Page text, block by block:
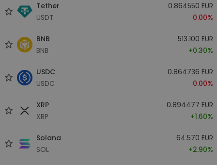
Tether
USDT
0.864550 EUR
0.00%
BNB
BNB
513.100 EUR
+0.30%
USDC
USDC
0.864736 EUR
0.00%
XRP
XRP
0.894477 EUR
+1.60%
Solana
SOL
64.570 EUR
+2.90%